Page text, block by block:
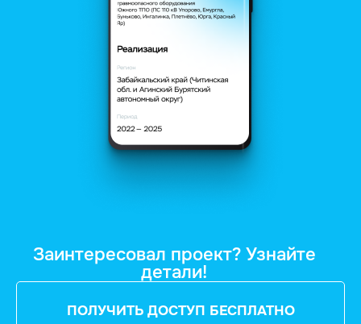
Заинтересовал проект? Узнайте
детали!
ПОЛУЧИТЬ ДОСТУП БЕСПЛАТНО